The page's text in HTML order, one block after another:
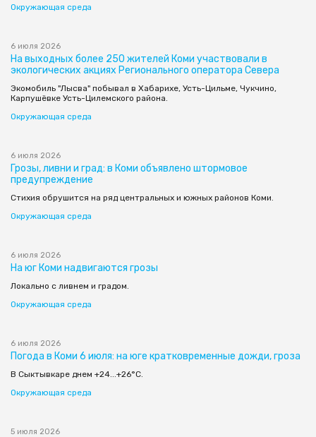
Окружающая среда
6 июля 2026
На выходных более 250 жителей Коми участвовали в
экологических акциях Регионального оператора Севера
Экомобиль "Лысва" побывал в Хабарихе, Усть-Цильме, Чукчино,
Карпушёвке Усть-Цилемского района.
Окружающая среда
6 июля 2026
Грозы, ливни и град: в Коми объявлено штормовое
предупреждение
Стихия обрушится на ряд центральных и южных районов Коми.
Окружающая среда
6 июля 2026
На юг Коми надвигаются грозы
Локально с ливнем и градом.
Окружающая среда
6 июля 2026
Погода в Коми 6 июля: на юге кратковременные дожди, гроза
В Сыктывкаре днем +24...+26°С.
Окружающая среда
5 июля 2026